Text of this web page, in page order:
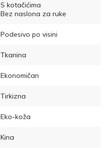
S kotačićima
Bez naslona za ruke
Podesivo po visini
Tkanina
Ekonomičan
Tirkizna
Eko-koža
Kina